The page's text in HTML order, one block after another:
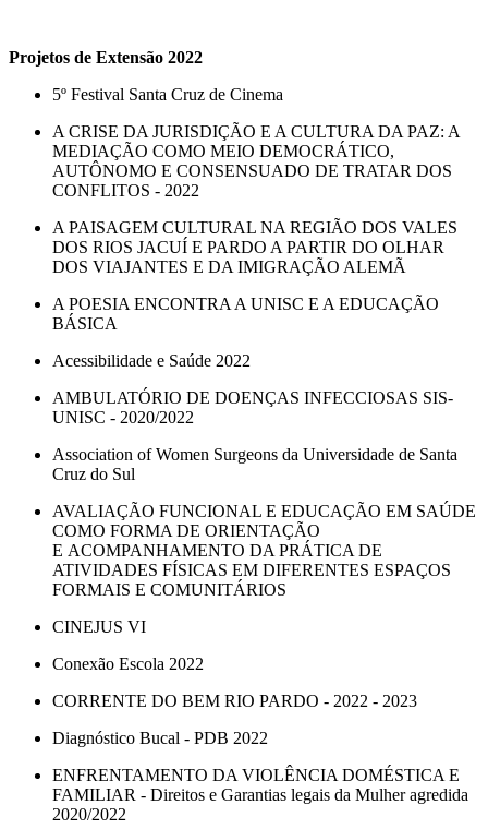
Projetos de Extensão 2022
5º Festival Santa Cruz de Cinema
A CRISE DA JURISDIÇÃO E A CULTURA DA PAZ: A
MEDIAÇÃO COMO MEIO DEMOCRÁTICO,
AUTÔNOMO E CONSENSUADO DE TRATAR DOS
CONFLITOS - 2022
A PAISAGEM CULTURAL NA REGIÃO DOS VALES
DOS RIOS JACUÍ E PARDO A PARTIR DO OLHAR
DOS VIAJANTES E DA IMIGRAÇÃO ALEMÃ
A POESIA ENCONTRA A UNISC E A EDUCAÇÃO
BÁSICA
Acessibilidade e Saúde 2022
AMBULATÓRIO DE DOENÇAS INFECCIOSAS SIS-
UNISC - 2020/2022
Association of Women Surgeons da Universidade de Santa
Cruz do Sul
AVALIAÇÃO FUNCIONAL E EDUCAÇÃO EM SAÚDE
COMO FORMA DE ORIENTAÇÃO
E ACOMPANHAMENTO DA PRÁTICA DE
ATIVIDADES FÍSICAS EM DIFERENTES ESPAÇOS
FORMAIS E COMUNITÁRIOS
CINEJUS VI
Conexão Escola 2022
CORRENTE DO BEM RIO PARDO - 2022 - 2023
Diagnóstico Bucal - PDB 2022
ENFRENTAMENTO DA VIOLÊNCIA DOMÉSTICA E
FAMILIAR - Direitos e Garantias legais da Mulher agredida
2020/2022